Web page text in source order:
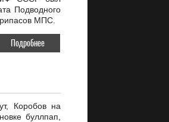
Подводного
МПС.
Подробнее
Коробов на
буллпап,